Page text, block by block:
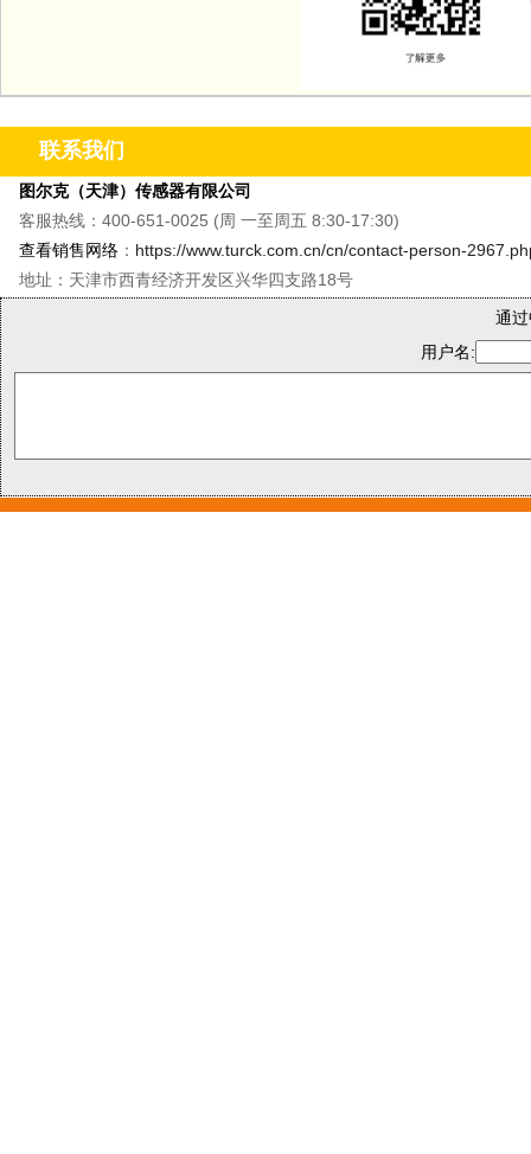
联系我们
图尔克（天津）传感器有限公司
客服热线：400-651-0025 (周 一至周五 8:30-17:30)
查看销售网络 ： https://www.turck.com.cn/cn/contact-person-
地址：天津市西青经济开发区兴华四支路18号
通
用户名: